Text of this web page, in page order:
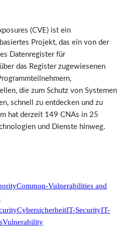
(CVE) ist ein
Projekt, das ein von der
Datenregister für
das Register zugewiesenen
die zum Schutz von Systemen
schnell zu entdecken und zu
hat derzeit 149 CNAs in 25
und Dienste hinweg.
Common-Vulnerabilities and
CybersicherheitIT-SecurityIT-
Vulnerability